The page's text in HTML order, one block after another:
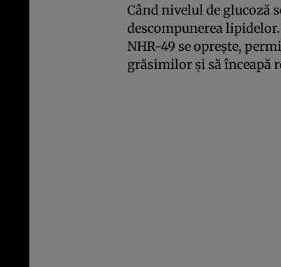
Când nivelul de glucoză
descompunerea
NHR-49 se oprește,
grăsimilor și să înceapă